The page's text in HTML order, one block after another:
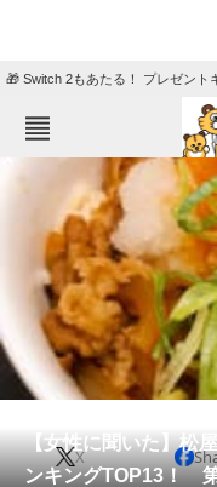
🎁 Switch 2もあたる！ プレゼント
ねとらぼメニュー
エンタメ
グルメ
住まい
動物
会員記事
【女性に聞いた】松
ンキングTOP13！
X